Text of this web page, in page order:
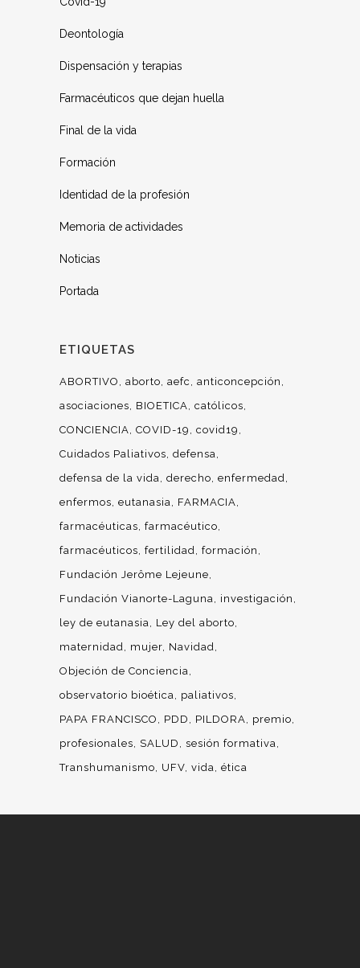
Deontología
Dispensación y terapias
Farmacéuticos que dejan huella
Final de la vida
Formación
Identidad de la profesión
Memoria de actividades
Noticias
Portada
ETIQUETAS
ABORTIVO aborto aefc
anticoncepción
asociaciones
BIOETICA católicos
CONCIENCIA COVID-19
covid19
Cuidados Paliativos defensa
defensa de la vida derecho enfermedad
enfermos eutanasia
FARMACIA
farmacéuticas farmacéutico
farmacéuticos fertilidad formación
Fundación Jerôme Lejeune
Fundación Vianorte-Laguna
investigación
ley de eutanasia
Ley del aborto
maternidad
mujer Navidad
Objeción de Conciencia
observatorio bioética
paliativos
PAPA FRANCISCO
PDD PILDORA
premio
profesionales
SALUD
sesión formativa
Transhumanismo
UFV vida ética